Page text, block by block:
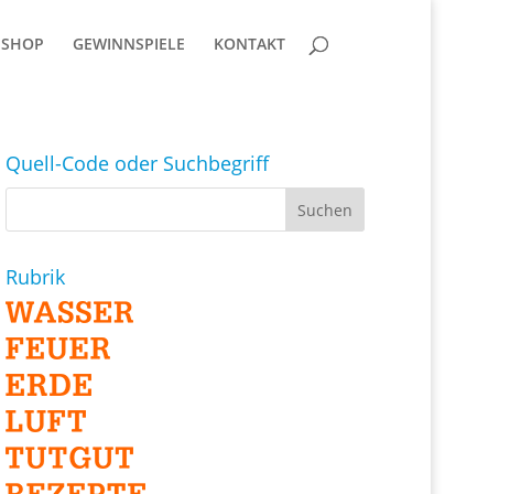
SHOP GEWINNSPIELE KONTAKT
Quell-Code oder Suchbegriff
Rubrik